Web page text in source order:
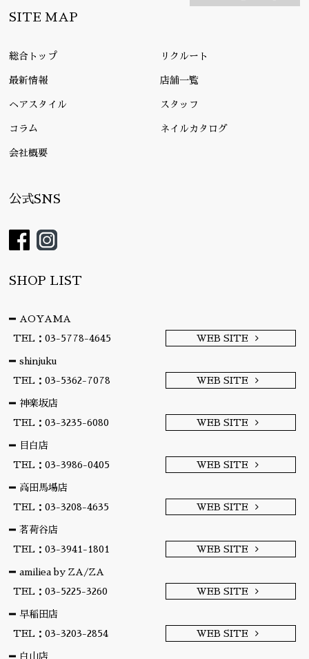
SITE MAP
総合トップ リクルート
最新情報 店舗一覧
ヘアスタイル スタッフ
コラム ネイルカタログ
会社概要
公式SNS
SHOP LIST
AOYAMA
TEL：03-5778-4645
WEB SITE
shinjuku
TEL：03-5362-7078
WEB SITE
神楽坂店
TEL：03-3235-6080
WEB SITE
目白店
TEL：03-3986-0405
WEB SITE
高田馬場店
TEL：03-3208-4635
WEB SITE
茗荷谷店
TEL：03-3941-1801
WEB SITE
amiliea by ZA/ZA
TEL：03-5225-3260
WEB SITE
早稲田店
TEL：03-3203-2854
WEB SITE
白山店